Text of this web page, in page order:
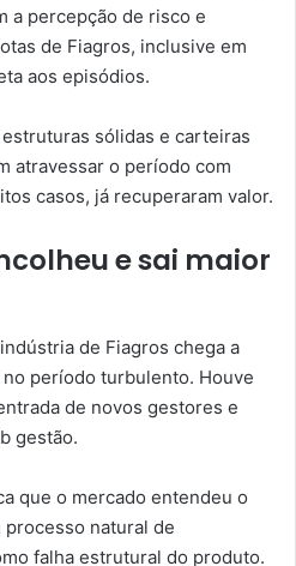
a percepção de risco e
de Fiagros, inclusive em
aos episódios.
sólidas e carteiras
atravessar o período com
casos, já recuperaram valor.
e sai maior
de Fiagros chega a
período turbulento. Houve
de novos gestores e
gestão.
que o mercado entendeu o
natural de
falha estrutural do produto.